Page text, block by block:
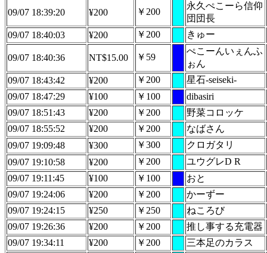
09/07 18:39:20 ¥200 ￥200
永久ぺこーら信仰
団団長
09/07 18:40:03
¥200 ￥200 きゅー
09/07 18:40:36 NT$15.00 ￥59
ぺこーんいぇんふ
ぉん
09/07 18:43:42
¥200 ￥200
星石-seiseki-
09/07 18:47:29
¥100 ￥100
dibasiri
09/07 18:51:43
¥200 ￥200
野菜コロッケ
09/07 18:55:52
¥200 ￥200
なばさん
09/07 19:09:48
¥300 ￥300
クロガタリ
09/07 19:10:58
¥200 ￥200
ユウグレD R
09/07 19:11:45
¥100 ￥100
おと
09/07 19:24:06
¥200 ￥200
かーずー
09/07 19:24:15
¥250 ￥250
ねころび
09/07 19:26:36
¥200 ￥200
推し事する充電器
09/07 19:34:11
¥200 ￥200 三本足のカラス